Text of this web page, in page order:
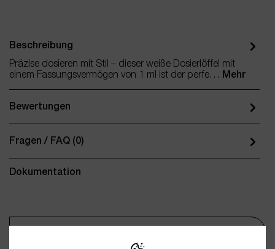
Beschreibung
Präzise dosieren mit Stil – dieser weiße Dosierlöffel mit
einem Fassungsvermögen von 1 ml ist der perfe…
Mehr
Bewertungen
Fragen / FAQ (0)
Dokumentation